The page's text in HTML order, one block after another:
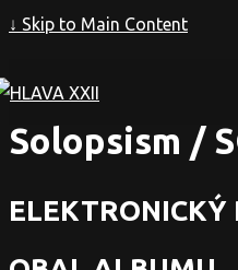
↓ Skip to Main Content
Solopsism /
ELEKTRONICKÝ